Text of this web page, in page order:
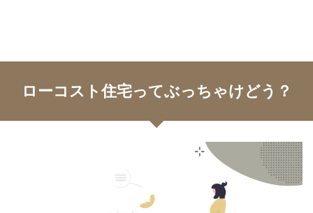
ローコスト住宅ってぶっちゃけどう？